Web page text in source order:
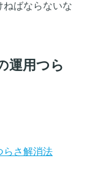
ねばならないな
運用つら
らさ解消法